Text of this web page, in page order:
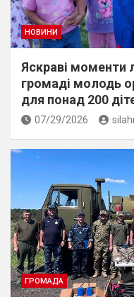
НОВИНИ
Яскраві моменти
громаді молодь
для понад 200
07/29/2026
ГРОМАДА